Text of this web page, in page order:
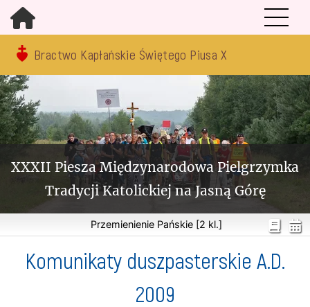
Bractwo Kapłańskie Świętego Piusa X
XXXII Piesza Międzynarodowa Pielgrzymka
Tradycji Katolickiej na Jasną Górę
Przemienienie Pańskie [2 kl.]
Komunikaty duszpasterskie A.D.
2009